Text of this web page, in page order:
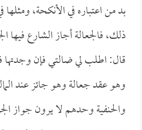
بد من اعتباره في الأنكحة، ومثلها
ذلك، فالجعالة أجاز الشارع فيها
قال: اطلب لي ضالتي فإن وجدتها
وهو عقد جعالة وهو جائز عند
والحنفية وحدهم لا يرون جواز